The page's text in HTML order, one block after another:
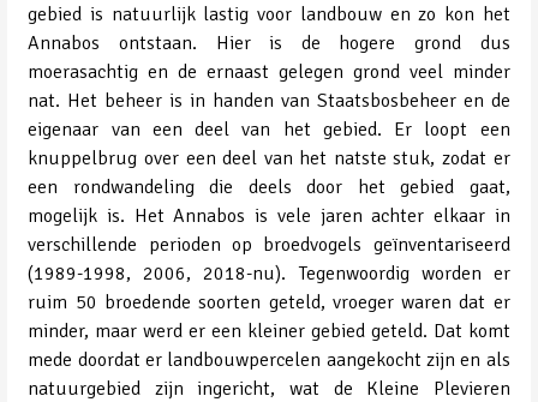
gebied is natuurlijk lastig voor landbouw en zo kon het
Annabos ontstaan. Hier is de hogere grond dus
moerasachtig en de ernaast gelegen grond veel minder
nat. Het beheer is in handen van Staatsbosbeheer en de
eigenaar van een deel van het gebied. Er loopt een
knuppelbrug over een deel van het natste stuk, zodat er
een rondwandeling die deels door het gebied gaat,
mogelijk is. Het Annabos is vele jaren achter elkaar in
verschillende perioden op broedvogels geïnventariseerd
(1989-1998, 2006, 2018-nu). Tegenwoordig worden er
ruim 50 broedende soorten geteld, vroeger waren dat er
minder, maar werd er een kleiner gebied geteld. Dat komt
mede doordat er landbouwpercelen aangekocht zijn en als
natuurgebied zijn ingericht, wat de Kleine Plevieren